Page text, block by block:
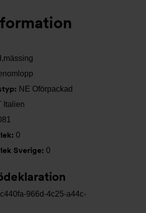
NE Oförpackad
Italien
0
Sverige: 0
966d-4c25-a44c-